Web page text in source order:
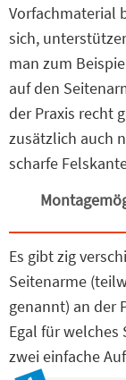
Vorfachmaterial
sich,
man zum
auf den
der Praxis recht
zusätzlich auch
scharfe
Es gibt zig
Seitenarme
genannt) an der
Egal für welches
zwei einfache